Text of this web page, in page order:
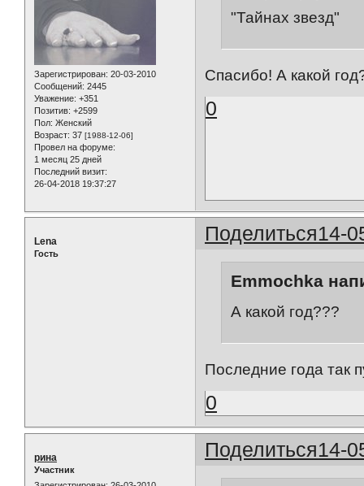
Зарегистрирован: 20-03-2010
Сообщений: 2445
Уважение: +351
Позитив: +2599
Пол: Женский
Возраст: 37 [1988-12-06]
Провел на форуме:
1 месяц 25 дней
Последний визит:
26-04-2018 19:37:27
"Тайнах звезд"
Спасибо! А какой
0
Поделиться14-
Lena
Гость
Emmochka
А какой год???
Последние года так
0
Поделиться14-
рина
Участник